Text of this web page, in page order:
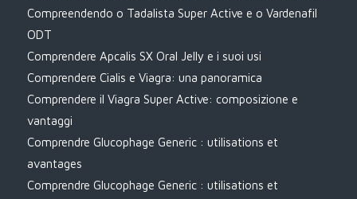
Compreendendo o Tadalista Super Active e o Vardenafil
ODT
Comprendere Apcalis SX Oral Jelly e i suoi usi
Comprendere Cialis e Viagra: una panoramica
Comprendere il Viagra Super Active: composizione e
vantaggi
Comprendre Glucophage Generic : utilisations et
avantages
Comprendre Glucophage Generic : utilisations et